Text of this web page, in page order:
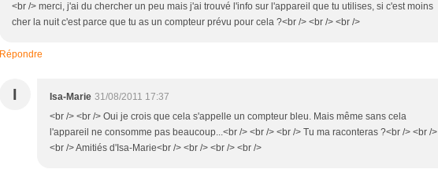
<br /> merci, j'ai du chercher un peu mais j'ai trouvé l'info sur l'appareil que tu utilises, si c'est moins
cher la nuit c'est parce que tu as un compteur prévu pour cela ?<br /> <br /> <br />
Répondre
I Isa-Marie 31/08/2011 17:37
<br /> <br /> Oui je crois que cela s'appelle un compteur bleu. Mais même sans cela
l'appareil ne consomme pas beaucoup...<br /> <br /> <br /> Tu ma raconteras ?<br /> <br />
<br /> Amitiés d'Isa-Marie<br /> <br /> <br /> <br />